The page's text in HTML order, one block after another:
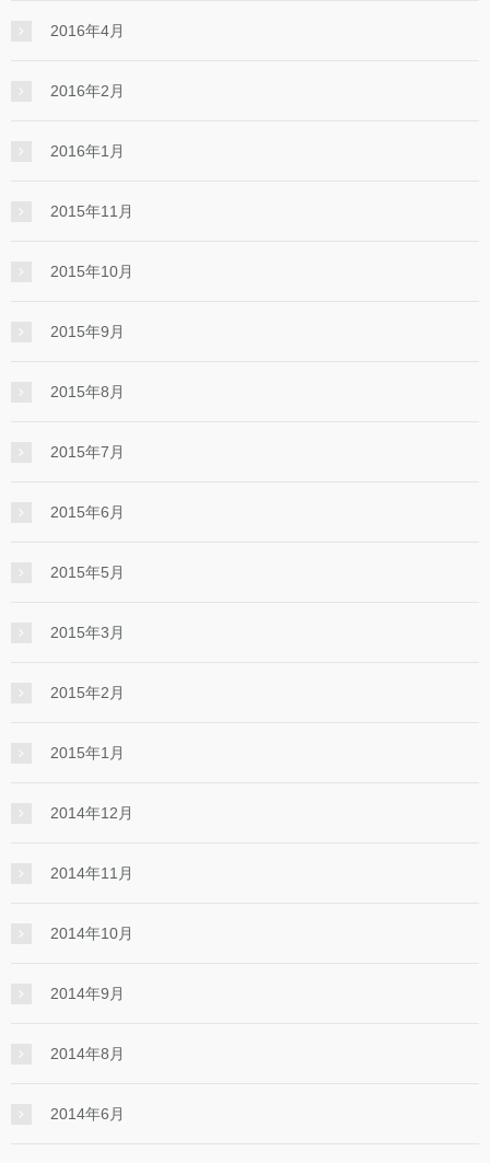
2016年4月
2016年2月
2016年1月
2015年11月
2015年10月
2015年9月
2015年8月
2015年7月
2015年6月
2015年5月
2015年3月
2015年2月
2015年1月
2014年12月
2014年11月
2014年10月
2014年9月
2014年8月
2014年6月